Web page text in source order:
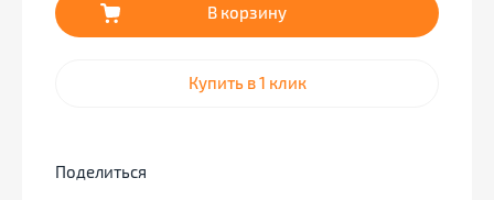
В корзину
Купить в 1 клик
Поделиться